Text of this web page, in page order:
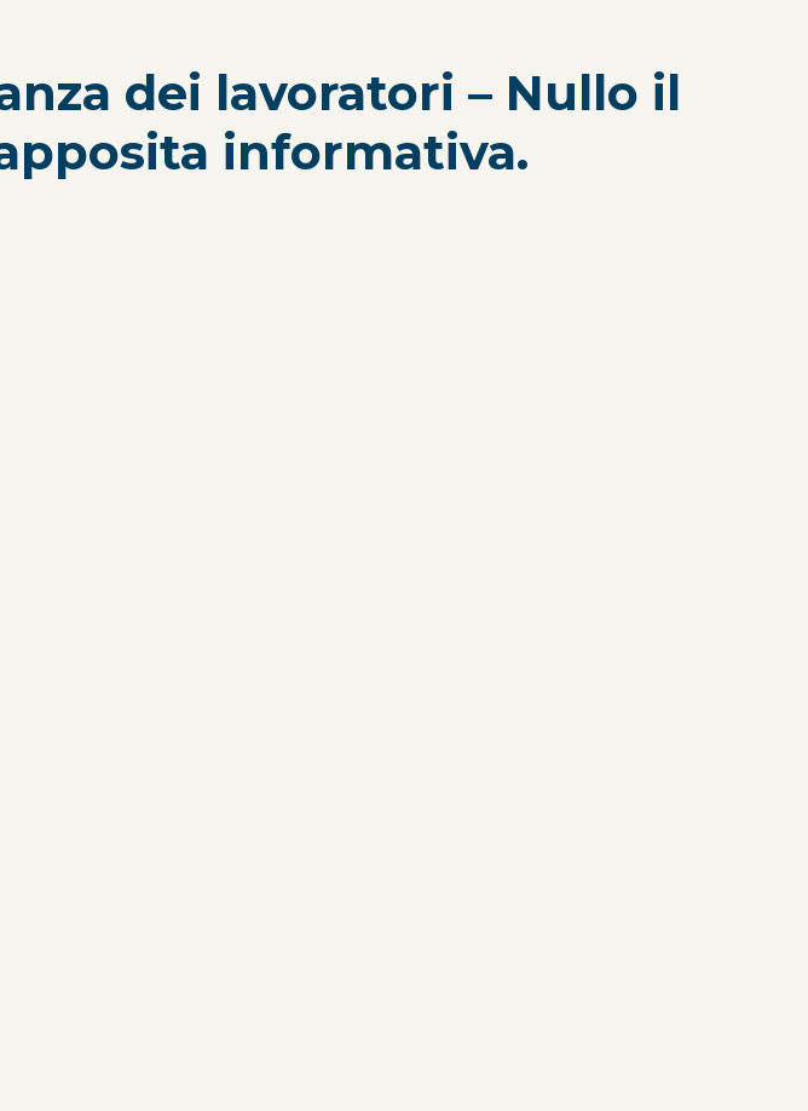
dei lavoratori – Nullo il
informativa.